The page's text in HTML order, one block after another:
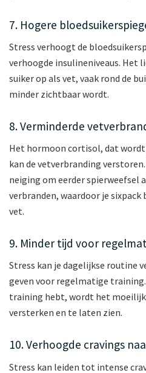
7. Hogere
Stress verhoogt de
verhoogde insulineniveaus. Het
suiker op als vet, vaak rond de
minder zichtbaar wordt.
8. Verminderde
Het hormoon cortisol, dat
kan de vetverbranding
neiging om eerder spierweefsel
verbranden, waardoor je
vet.
9. Minder tijd voor
Stress kan je dagelijkse routine
geven voor regelmatige
training hebt, wordt het
versterken en te laten zien.
10. Verhoogde cravings
Stress kan leiden tot intense